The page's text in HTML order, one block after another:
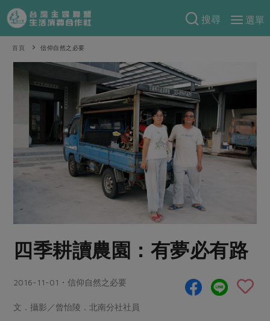
搜尋
選單
產品分類
一籃菜 當令水果
芽苗類 蕈菇類
辛香料類
奶蛋豆・五穀
乳製品
米麵雜糧
肉品・水產
食譜料理
米食
麵食
肉食
常備菜
蛋料理
特別企畫
預購活動
把最好的台灣味帶回家！
防災用品預購圓滿結束
2026年端午節預購圓滿結束
當季產品
合作25-經典快閃最後一週
合作25-精選產品第四彈
綠主張
觀點文章
一籃菜真心話
社內大小事 合作聯合國
樂齡生活 親子食育
關注議題
關於合作社
合作社組織
員工與求才
產品檢驗
首頁 信仰自然之必要
四季耕讀農園：有夢必有路
2016-11-01・信仰自然之必要
文．攝影／曾怡陵．北南分社社員